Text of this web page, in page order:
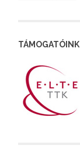
TÁMOGATÓINK